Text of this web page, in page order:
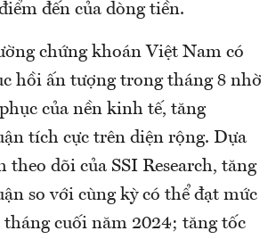
đến của dòng tiền.
chứng khoán Việt Nam có
hồi ấn tượng trong tháng 8 nhờ
của nền kinh tế, tăng
tích cực trên diện rộng. Dựa
theo dõi của SSI Research, tăng
so với cùng kỳ có thể đạt mức
tháng cuối năm 2024; tăng tốc